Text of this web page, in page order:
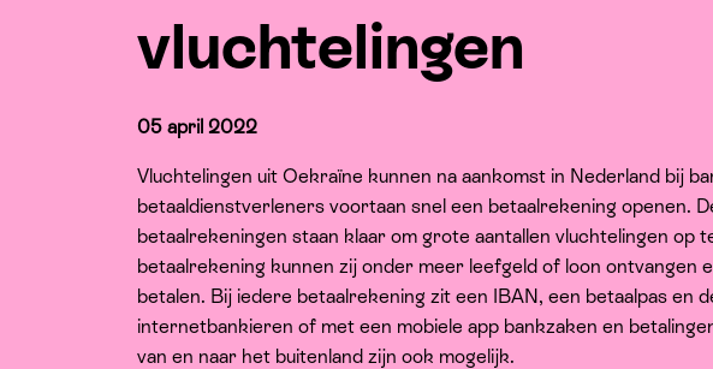
vluchtelingen
05 april 2022
Vluchtelingen uit Oekraïne kunnen na aankomst in Nederland bij
betaaldienstverleners voortaan snel een betaalrekening openen.
betaalrekeningen staan klaar om grote aantallen vluchtelingen op
betaalrekening kunnen zij onder meer leefgeld of loon ontvangen
betalen. Bij iedere betaalrekening zit een IBAN, een betaalpas en
internetbankieren of met een mobiele app bankzaken en
van en naar het buitenland zijn ook mogelijk.